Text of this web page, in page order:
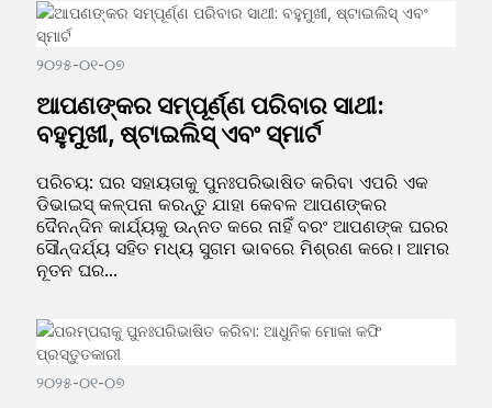
୨୦୨୫-୦୧-୦୭
ଆପଣଙ୍କର ସମ୍ପୂର୍ଣ୍ଣ ପରିବାର ସାଥୀ:
ବହୁମୁଖୀ, ଷ୍ଟାଇଲିସ୍ ଏବଂ ସ୍ମାର୍ଟ
ପରିଚୟ: ଘର ସହାୟତାକୁ ପୁନଃପରିଭାଷିତ କରିବା ଏପରି ଏକ
ଡିଭାଇସ୍ କଳ୍ପନା କରନ୍ତୁ ଯାହା କେବଳ ଆପଣଙ୍କର
ଦୈନନ୍ଦିନ କାର୍ଯ୍ୟକୁ ଉନ୍ନତ କରେ ନାହିଁ ବରଂ ଆପଣଙ୍କ ଘରର
ସୌନ୍ଦର୍ଯ୍ୟ ସହିତ ମଧ୍ୟ ସୁଗମ ଭାବରେ ମିଶ୍ରଣ କରେ। ଆମର
ନୂତନ ଘର...
୨୦୨୫-୦୧-୦୭